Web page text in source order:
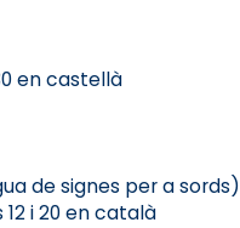
en castellà
de signes per a sords)
12 i 20 en català